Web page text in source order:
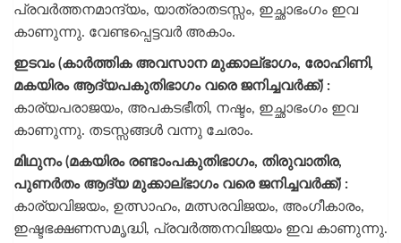
പ്രവർത്തനമാന്ദ്യം, യാത്രാതടസ്സം, ഇച്ഛാഭംഗം ഇവ
കാണുന്നു. വേണ്ടപ്പെട്ടവർ അകാം.
ഇടവം (കാർത്തിക അവസാന മുക്കാല്ഭാഗം, രോഹിണി,
മകയിരം ആദ്യപകുതിഭാഗം വരെ ജനിച്ചവർക്ക്) :
കാര്യപരാജയം, അപകടഭീതി, നഷ്ടം, ഇച്ഛാഭംഗം ഇവ
കാണുന്നു. തടസ്സങ്ങൾ വന്നു ചേരാം.
മിഥുനം (മകയിരം രണ്ടാംപകുതിഭാഗം, തിരുവാതിര,
പുണർതം ആദ്യ മുക്കാല്ഭാഗം വരെ ജനിച്ചവർക്ക്) :
കാര്യവിജയം, ഉത്സാഹം, മത്സരവിജയം, അംഗീകാരം,
ഇഷ്ടഭക്ഷണസമൃദ്ധി, പ്രവർത്തനവിജയം ഇവ കാണുന്നു.